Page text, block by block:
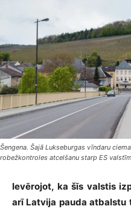
Šengena. Šajā Lukseburgas vīndaru
robežkontroles atcelšanu starp ES
Ievērojot, ka šīs valstis
arī Latvija pauda atbalstu